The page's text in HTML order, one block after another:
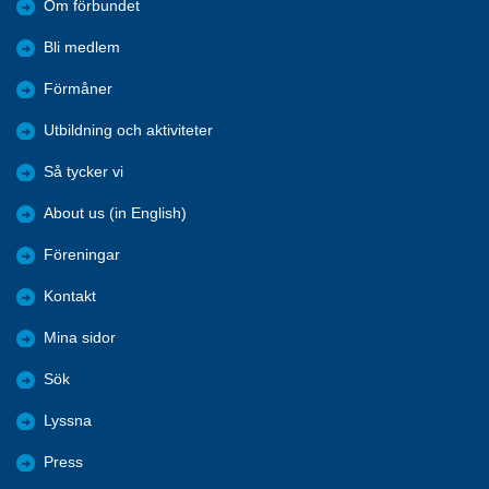
Om förbundet
Bli medlem
Förmåner
Utbildning och aktiviteter
Så tycker vi
About us (in English)
Föreningar
Kontakt
Mina sidor
Sök
Lyssna
Press